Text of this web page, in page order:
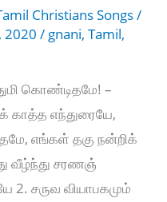
Christians Songs/
2020/ gnani,Tamil,
கொண்டிதமே! –
காத்த எந்துரையே,
எங்கள் தகு நன்றிக்
வீழ்ந்து சரணஞ்
2. சருவ வியாபகமும்